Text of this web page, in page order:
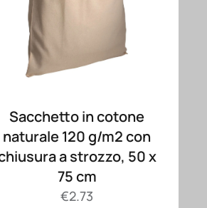
Sacchetto in cotone
naturale 120 g/m2 con
a strozzo, 50 x
75 cm
€2.73